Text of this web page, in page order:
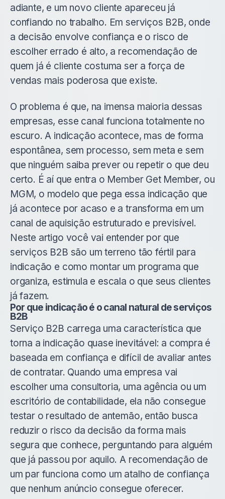
adiante, e um novo cliente apareceu já
confiando no trabalho. Em serviços B2B, onde
a decisão envolve confiança e o risco de
escolher errado é alto, a recomendação de
quem já é cliente costuma ser a força de
vendas mais poderosa que existe.
O problema é que, na imensa maioria dessas
empresas, esse canal funciona totalmente no
escuro. A indicação acontece, mas de forma
espontânea, sem processo, sem meta e sem
que ninguém saiba prever ou repetir o que deu
certo. É aí que entra o Member Get Member, ou
MGM, o modelo que pega essa indicação que
já acontece por acaso e a transforma em um
canal de aquisição estruturado e previsível.
Neste artigo você vai entender por que
serviços B2B são um terreno tão fértil para
indicação e como montar um programa que
organiza, estimula e escala o que seus clientes
já fazem.
Por que indicação é o canal natural de serviços
B2B
Serviço B2B carrega uma característica que
torna a indicação quase inevitável: a compra é
baseada em confiança e difícil de avaliar antes
de contratar. Quando uma empresa vai
escolher uma consultoria, uma agência ou um
escritório de contabilidade, ela não consegue
testar o resultado de antemão, então busca
reduzir o risco da decisão da forma mais
segura que conhece, perguntando para alguém
que já passou por aquilo. A recomendação de
um par funciona como um atalho de confiança
que nenhum anúncio consegue oferecer.